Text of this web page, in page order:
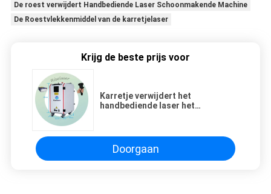
De roest verwijdert Handbediende Laser Schoonmakende Machine
De Roestvlekkenmiddel van de karretjelaser
Krijg de beste prijs voor
Karretje verwijdert het
handbediende laser het
Doorgaan